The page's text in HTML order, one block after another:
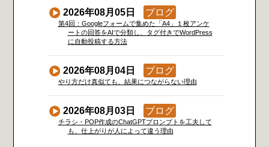
2026年08月05日 ブログ
第4回：Googleフォームで集めた「A4」１枚アンケ
ートの回答をAIで分類し、タグ付きでWordPress
に自動投稿する方法
2026年08月04日 ブログ
やり方だけ真似ても、結果につながらない理由
2026年08月03日 ブログ
チラシ・POP作成のChatGPTプロンプトを工夫して
も、仕上がりが人によって違う理由